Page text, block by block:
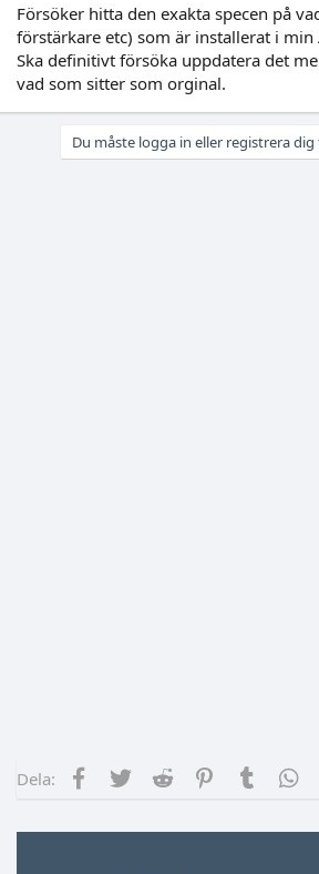
Försöker hitta den exakta specen på
förstärkare etc) som är installerat i
Ska definitivt försöka uppdatera det
vad som sitter som orginal.
Du måste logga in eller registrera dig
Dela: Facebook
TwitterReddit PinterestTumblr